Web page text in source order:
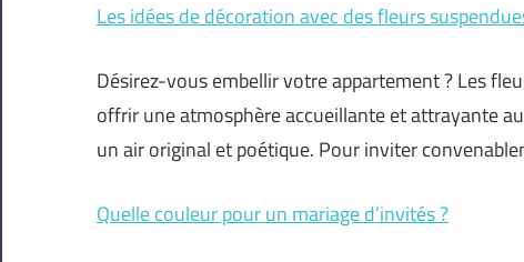
Les idées de décoration avec des fleurs
Désirez-vous embellir votre appartement ? Les
offrir une atmosphère accueillante et attrayante
un air original et poétique. Pour inviter
Quelle couleur pour un mariage d’invités ?